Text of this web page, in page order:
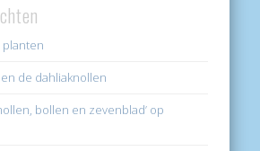
planten
de dahliaknollen
bollen en zevenblad’ op